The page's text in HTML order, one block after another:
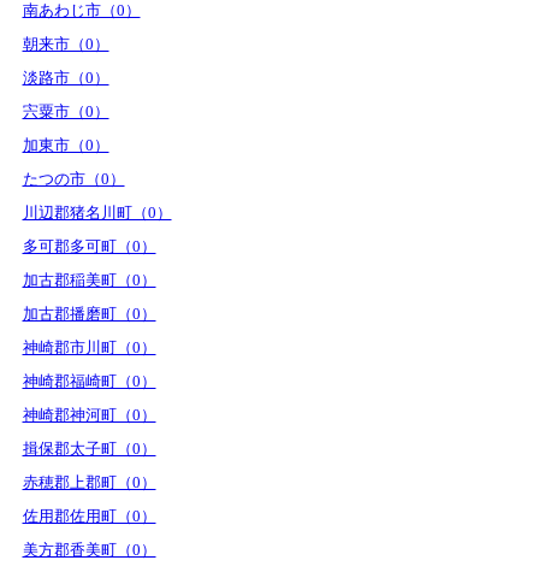
南あわじ市（0）
朝来市（0）
淡路市（0）
宍粟市（0）
加東市（0）
たつの市（0）
川辺郡猪名川町（0）
多可郡多可町（0）
加古郡稲美町（0）
加古郡播磨町（0）
神崎郡市川町（0）
神崎郡福崎町（0）
神崎郡神河町（0）
揖保郡太子町（0）
赤穂郡上郡町（0）
佐用郡佐用町（0）
美方郡香美町（0）